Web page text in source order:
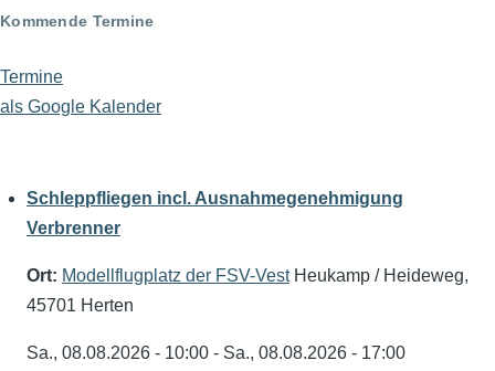
Kommende Termine
Termine
als Google Kalender
Schleppfliegen incl. Ausnahmegenehmigung
Verbrenner
Ort: Modellflugplatz der FSV-VestHeukamp / Heideweg,
45701 Herten
Sa., 08.08.2026 - 10:00 - Sa., 08.08.2026 - 17:00